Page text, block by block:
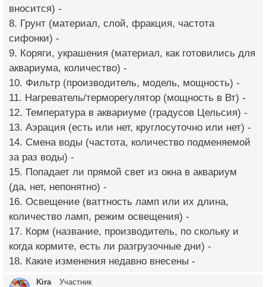
вносится) -
8. Грунт (материал, слой, фракция, частота
сифонки) -
9. Коряги, украшения (материал, как готовились для
аквариума, количество) -
10. Фильтр (производитель, модель, мощность) -
11. Нагреватель/терморегулятор (мощность в Вт) -
12. Температура в аквариуме (градусов Цельсия) -
13. Аэрация (есть или нет, круглосуточно или нет) -
14. Смена воды (частота, количество подменяемой
за раз воды) -
15. Попадает ли прямой свет из окна в аквариум
(да, нет, непонятно) -
16. Освещение (ваттность ламп или их длина,
количество ламп, режим освещения) -
17. Корм (название, производитель, по скольку и
когда кормите, есть ли разгрузочные дни) -
18. Какие изменения недавно внесены -
Kira Участник